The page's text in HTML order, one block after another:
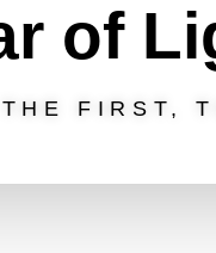
of
FIRST,